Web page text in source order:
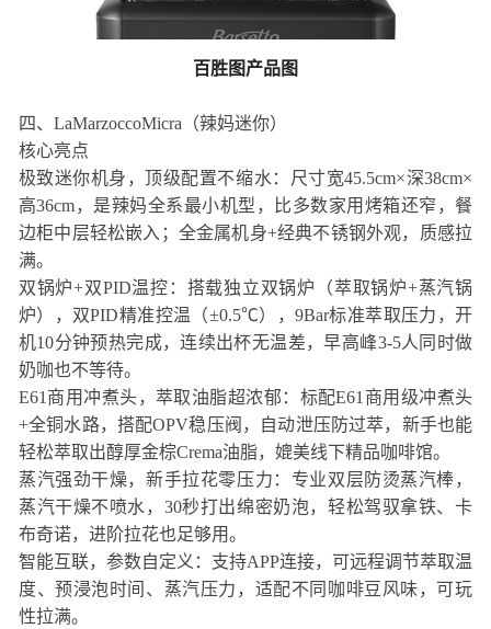
百胜图产品图
四、LaMarzoccoMicra（辣妈迷你）
核心亮点
极致迷你机身，顶级配置不缩水：尺寸宽45.5cm×深38cm×
高36cm，是辣妈全系最小机型，比多数家用烤箱还窄，餐
边柜中层轻松嵌入；全金属机身+经典不锈钢外观，质感拉
满。
双锅炉+双PID温控：搭载独立双锅炉（萃取锅炉+蒸汽锅
炉），双PID精准控温（±0.5℃），9Bar标准萃取压力，开
机10分钟预热完成，连续出杯无温差，早高峰3-5人同时做
奶咖也不等待。
E61商用冲煮头，萃取油脂超浓郁：标配E61商用级冲煮头
+全铜水路，搭配OPV稳压阀，自动泄压防过萃，新手也能
轻松萃取出醇厚金棕Crema油脂，媲美线下精品咖啡馆。
蒸汽强劲干燥，新手拉花零压力：专业双层防烫蒸汽棒，
蒸汽干燥不喷水，30秒打出绵密奶泡，轻松驾驭拿铁、卡
布奇诺，进阶拉花也足够用。
智能互联，参数自定义：支持APP连接，可远程调节萃取温
度、预浸泡时间、蒸汽压力，适配不同咖啡豆风味，可玩
性拉满。